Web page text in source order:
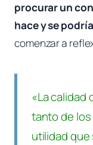
procurar un
hace y se
comenzar a
«La calidad
tanto de
utilidad